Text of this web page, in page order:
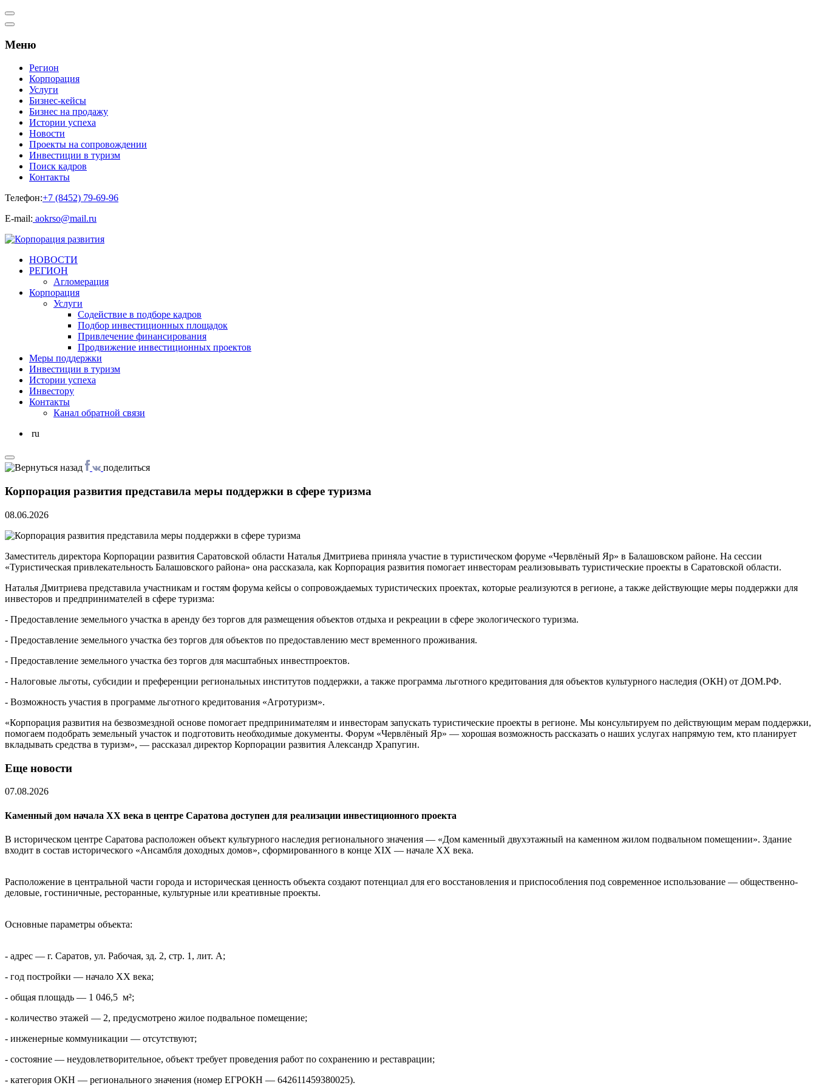
Меню
Регион
Корпорация
Услуги
Бизнес-кейсы
Бизнес на продажу
Истории успеха
Новости
Проекты на сопровождении
Инвестиции в туризм
Поиск кадров
Контакты
Телефон:+7 (8452) 79-69-96
Е-mail: aokrso@mail.ru
НОВОСТИ
РЕГИОН
Агломерация
Корпорация
Услуги
Cодействие в подборе кадров
Подбор инвестиционных площадок
Привлечение финансирования
Продвижение инвестиционных проектов
Меры поддержки
Инвестиции в туризм
Истории успеха
Инвестору
Контакты
Канал обратной связи
ru
поделиться
Корпорация развития представила меры поддержки в сфере туризма
08.06.2026
Заместитель директора Корпорации развития Саратовской области Наталья Дмитриева приняла участие в туристическом форуме «Червлёный Яр» в Балашовском районе. На сессии
«Туристическая привлекательность Балашовского района» она рассказала, как Корпорация развития помогает инвесторам реализовывать туристические проекты в Саратовской области.
Наталья Дмитриева представила участникам и гостям форума кейсы о сопровождаемых туристических проектах, которые реализуются в регионе, а также действующие меры поддержки для
инвесторов и предпринимателей в сфере туризма:
- Предоставление земельного участка в аренду без торгов для размещения объектов отдыха и рекреации в сфере экологического туризма.
- Предоставление земельного участка без торгов для объектов по предоставлению мест временного проживания.
- Предоставление земельного участка без торгов для масштабных инвестпроектов.
- Налоговые льготы, субсидии и преференции региональных институтов поддержки, а также программа льготного кредитования для объектов культурного наследия (ОКН) от ДОМ.РФ.
- Возможность участия в программе льготного кредитования «Агротуризм».
«Корпорация развития на безвозмездной основе помогает предпринимателям и инвесторам запускать туристические проекты в регионе. Мы консультируем по действующим мерам поддержки,
помогаем подобрать земельный участок и подготовить необходимые документы. Форум «Червлёный Яр» — хорошая возможность рассказать о наших услугах напрямую тем, кто планирует
вкладывать средства в туризм», — рассказал директор Корпорации развития Александр Храпугин.
Еще новости
07.08.2026
Каменный дом начала XX века в центре Саратова доступен для реализации инвестиционного проекта
В историческом центре Саратова расположен объект культурного наследия регионального значения — «Дом каменный двухэтажный на каменном жилом подвальном помещении». Здание
входит в состав исторического «Ансамбля доходных домов», сформированного в конце XIX — начале XX века.
Расположение в центральной части города и историческая ценность объекта создают потенциал для его восстановления и приспособления под современное использование — общественно-
деловые, гостиничные, ресторанные, культурные или креативные проекты.
Основные параметры объекта:
- адрес — г. Саратов, ул. Рабочая, зд. 2, стр. 1, лит. А;
- год постройки — начало XX века;
- общая площадь — 1 046,5 м²;
- количество этажей — 2, предусмотрено жилое подвальное помещение;
- инженерные коммуникации — отсутствуют;
- состояние — неудовлетворительное, объект требует проведения работ по сохранению и реставрации;
- категория ОКН — регионального значения (номер ЕГРОКН — 642611459380025).